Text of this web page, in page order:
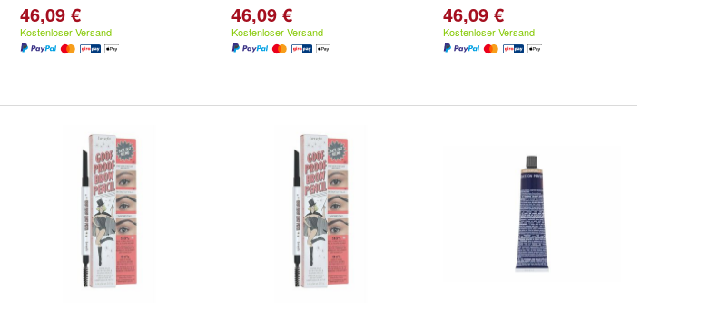
46,09 €
Kostenloser Versand
46,09 €
Kostenloser Versand
46,09 €
Kostenloser Versand